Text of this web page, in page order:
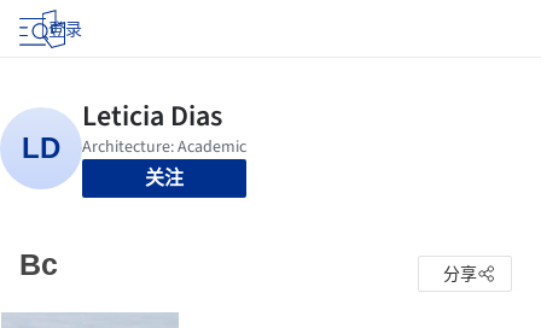
登录
关注
Bc 分享